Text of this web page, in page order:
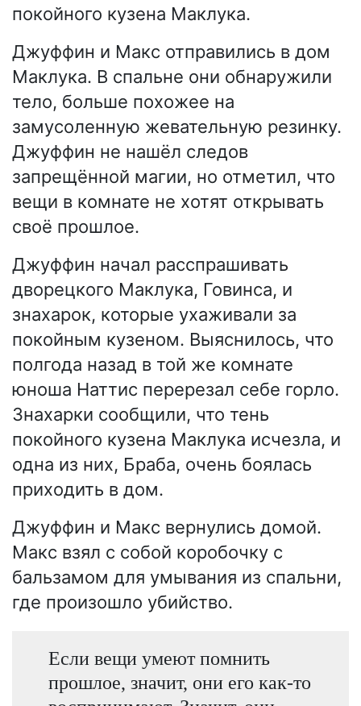
покойного кузена Маклука.
Джуффин и Макс отправились в дом
Маклука. В спальне они обнаружили
тело, больше похожее на
замусоленную жевательную резинку.
Джуффин не нашёл следов
запрещённой магии, но отметил, что
вещи в комнате не хотят открывать
своё прошлое.
Джуффин начал расспрашивать
дворецкого Маклука, Говинса, и
знахарок, которые ухаживали за
покойным кузеном. Выяснилось, что
полгода назад в той же комнате
юноша Наттис перерезал себе горло.
Знахарки сообщили, что тень
покойного кузена Маклука исчезла, и
одна из них, Браба, очень боялась
приходить в дом.
Джуффин и Макс вернулись домой.
Макс взял с собой коробочку с
бальзамом для умывания из спальни,
где произошло убийство.
Если вещи умеют помнить
прошлое, значит, они его как-то